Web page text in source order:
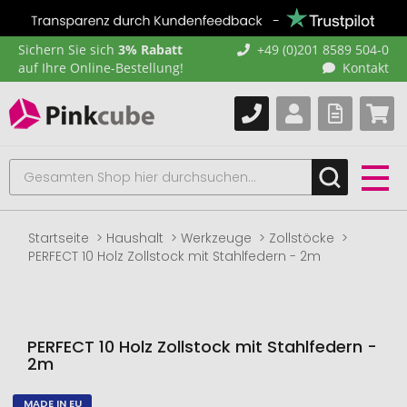
Sichern Sie sich 3% Rabatt
auf Ihre Online-Bestellung!
+49 (0)201 8589 504-0
Kontakt
Startseite Haushalt Werkzeuge
Zollstöcke
PERFECT 10 Holz Zollstock mit Stahlfedern - 2m
PERFECT 10 Holz Zollstock mit Stahlfedern -
2m
MADE IN EU